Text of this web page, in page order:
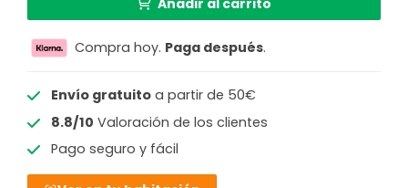
Compra hoy. Paga después.
Envío gratuitoa partir de 50€
8.8/10 Valoración de los clientes
Pago seguro y fácil